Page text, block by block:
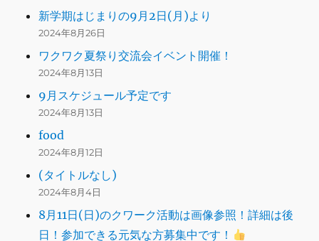
新学期はじまりの9月2日(月)より
2024年8月26日
ワクワク夏祭り交流会イベント開催！
2024年8月13日
9月スケジュール予定です
2024年8月13日
food
2024年8月12日
(タイトルなし)
2024年8月4日
8月11日(日)のクワーク活動は画像参照！詳細は後
日！参加できる元気な方募集中です！